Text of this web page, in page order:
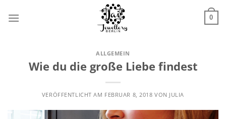
Inhalt
0
ALLGEMEIN
Wie du die große Liebe findest
VERÖFFENTLICHT AM FEBRUAR 8, 2018 VON JULIA